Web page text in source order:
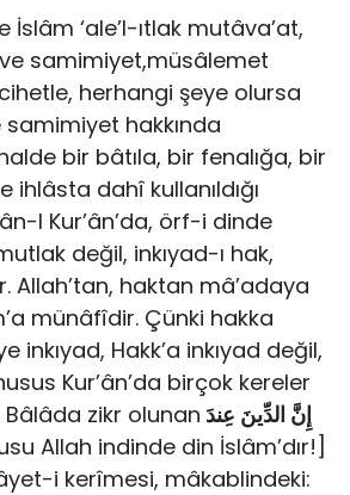
‘ale’l-ıtlak mutâva’at,
sa­mimiyet,müsâlemet
herhangi şeye olursa
samimiyet hakkında
bir bâtıla, bir fe­nalığa, bir
ihlâsta dahî kullanıldığı
l Kur’ân’da, örf-i dinde
değil, inkıyad-ı hak,
Allah’tan, haktan mâ’adaya
münâfîdir. Çünki hakka
inkıyad, Hakk’a inkıyad değil,
Kur’ân’da birçok kereler
zikr olunan
Allah indinde din İslâm’dır!]
i kerîmesi, mâkablindeki: